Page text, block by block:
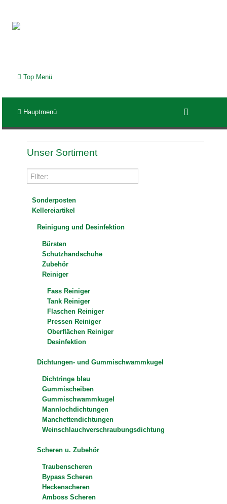
Top Menü
Hauptmenü
Unser Sortiment
Sonderposten
Kellereiartikel
Reinigung und Desinfektion
Bürsten
Schutzhandschuhe
Zubehör
Reiniger
Fass Reiniger
Tank Reiniger
Flaschen Reiniger
Pressen Reiniger
Oberflächen Reiniger
Desinfektion
Dichtungen- und Gummischwammkugel
Dichtringe blau
Gummischeiben
Gummischwammkugel
Mannlochdichtungen
Manchettendichtungen
Weinschlauchverschraubungsdichtung
Scheren u. Zubehör
Traubenscheren
Bypass Scheren
Heckenscheren
Amboss Scheren